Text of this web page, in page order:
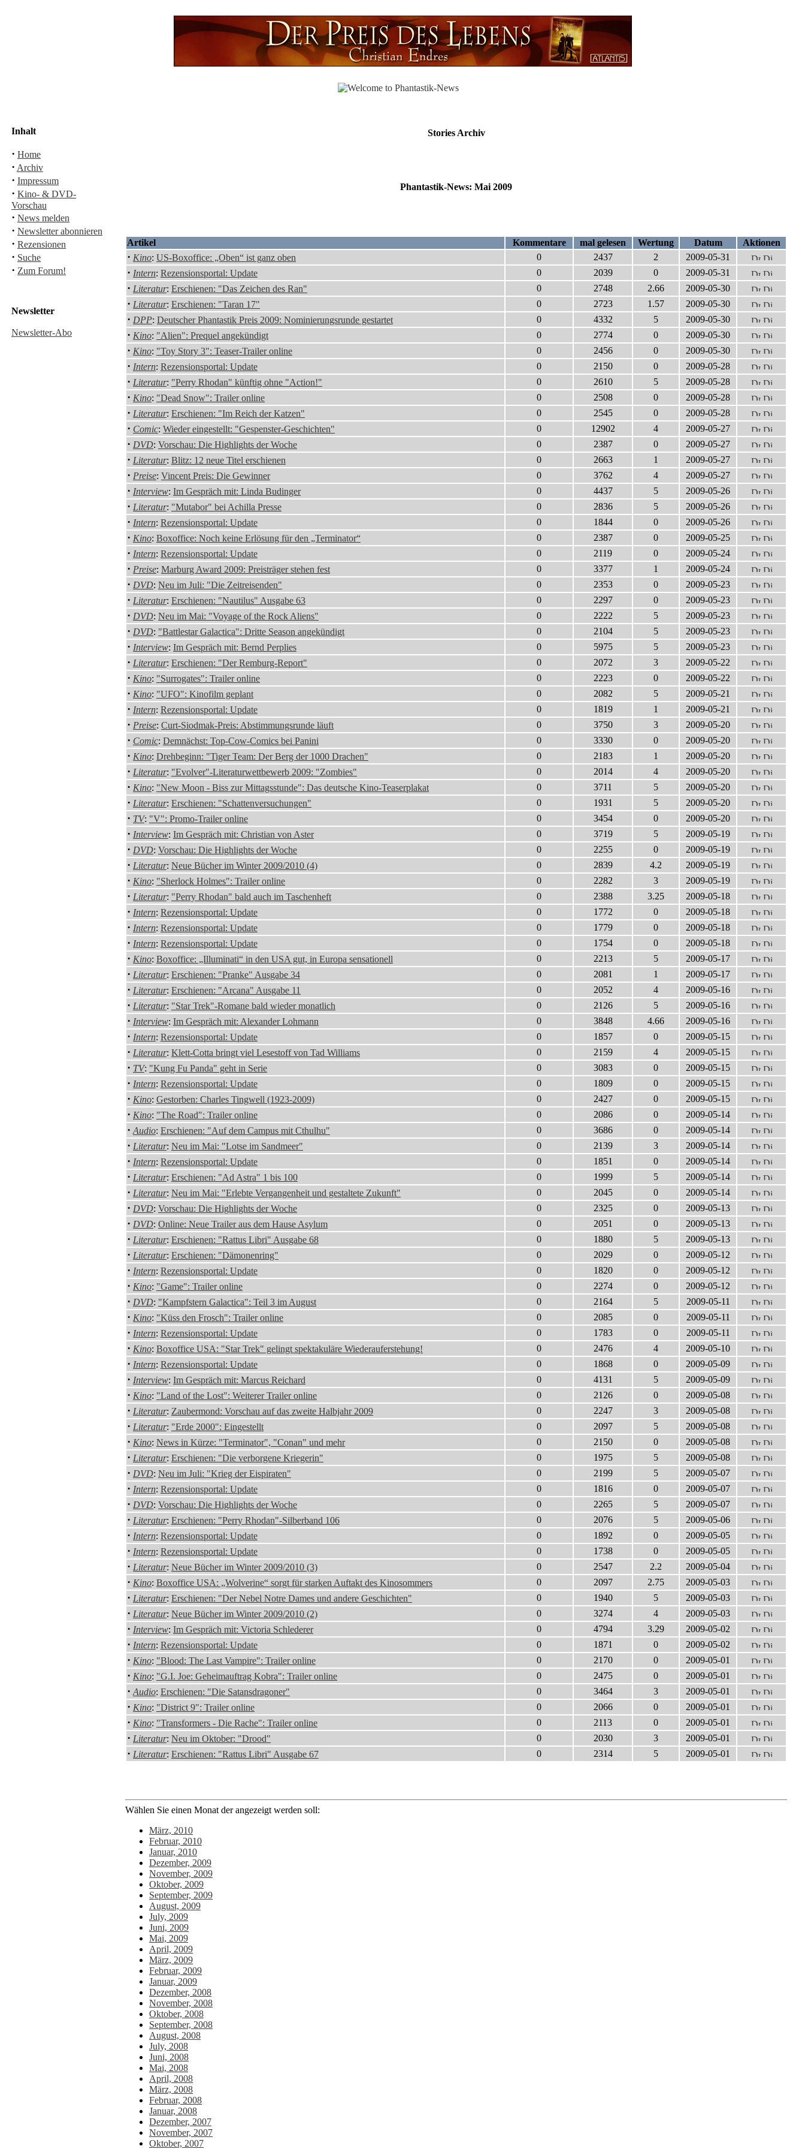
Inhalt
· Home
· Archiv
· Impressum
· Kino- & DVD-
Vorschau
· News melden
· Newsletter abonnieren
· Rezensionen
· Suche
· Zum Forum!
Newsletter
Newsletter-Abo
Stories Archiv
Phantastik-News: Mai 2009
Artikel Kommentare mal gelesen Wertung Datum Aktionen
· Kino: US-Boxoffice: „Oben“ ist ganz oben 0 2437 2 2009-05-31
· Intern: Rezensionsportal: Update 0 2039 0 2009-05-31
· Literatur: Erschienen: "Das Zeichen des Ran" 0 2748 2.66 2009-05-30
· Literatur: Erschienen: "Taran 17" 0 2723 1.57 2009-05-30
· DPP: Deutscher Phantastik Preis 2009: Nominierungsrunde gestartet 0 4332 5 2009-05-30
· Kino: "Alien": Prequel angekündigt 0 2774 0 2009-05-30
· Kino: "Toy Story 3": Teaser-Trailer online 0 2456 0 2009-05-30
· Intern: Rezensionsportal: Update 0 2150 0 2009-05-28
· Literatur: "Perry Rhodan" künftig ohne "Action!" 0 2610 5 2009-05-28
· Kino: "Dead Snow": Trailer online 0 2508 0 2009-05-28
· Literatur: Erschienen: "Im Reich der Katzen" 0 2545 0 2009-05-28
· Comic: Wieder eingestellt: "Gespenster-Geschichten" 0 12902 4 2009-05-27
· DVD: Vorschau: Die Highlights der Woche 0 2387 0 2009-05-27
· Literatur: Blitz: 12 neue Titel erschienen 0 2663 1 2009-05-27
· Preise: Vincent Preis: Die Gewinner 0 3762 4 2009-05-27
· Interview: Im Gespräch mit: Linda Budinger 0 4437 5 2009-05-26
· Literatur: "Mutabor" bei Achilla Presse 0 2836 5 2009-05-26
· Intern: Rezensionsportal: Update 0 1844 0 2009-05-26
· Kino: Boxoffice: Noch keine Erlösung für den „Terminator“ 0 2387 0 2009-05-25
· Intern: Rezensionsportal: Update 0 2119 0 2009-05-24
· Preise: Marburg Award 2009: Preisträger stehen fest 0 3377 1 2009-05-24
· DVD: Neu im Juli: "Die Zeitreisenden" 0 2353 0 2009-05-23
· Literatur: Erschienen: "Nautilus" Ausgabe 63 0 2297 0 2009-05-23
· DVD: Neu im Mai: "Voyage of the Rock Aliens" 0 2222 5 2009-05-23
· DVD: "Battlestar Galactica": Dritte Season angekündigt 0 2104 5 2009-05-23
· Interview: Im Gespräch mit: Bernd Perplies 0 5975 5 2009-05-23
· Literatur: Erschienen: "Der Remburg-Report" 0 2072 3 2009-05-22
· Kino: "Surrogates": Trailer online 0 2223 0 2009-05-22
· Kino: "UFO": Kinofilm geplant 0 2082 5 2009-05-21
· Intern: Rezensionsportal: Update 0 1819 1 2009-05-21
· Preise: Curt-Siodmak-Preis: Abstimmungsrunde läuft 0 3750 3 2009-05-20
· Comic: Demnächst: Top-Cow-Comics bei Panini 0 3330 0 2009-05-20
· Kino: Drehbeginn: "Tiger Team: Der Berg der 1000 Drachen" 0 2183 1 2009-05-20
· Literatur: "Evolver"-Literaturwettbewerb 2009: "Zombies" 0 2014 4 2009-05-20
· Kino: "New Moon - Biss zur Mittagsstunde": Das deutsche Kino-Teaserplakat 0 3711 5 2009-05-20
· Literatur: Erschienen: "Schattenversuchungen" 0 1931 5 2009-05-20
· TV: "V": Promo-Trailer online 0 3454 0 2009-05-20
· Interview: Im Gespräch mit: Christian von Aster 0 3719 5 2009-05-19
· DVD: Vorschau: Die Highlights der Woche 0 2255 0 2009-05-19
· Literatur: Neue Bücher im Winter 2009/2010 (4) 0 2839 4.2 2009-05-19
· Kino: "Sherlock Holmes": Trailer online 0 2282 3 2009-05-19
· Literatur: "Perry Rhodan" bald auch im Taschenheft 0 2388 3.25 2009-05-18
· Intern: Rezensionsportal: Update 0 1772 0 2009-05-18
· Intern: Rezensionsportal: Update 0 1779 0 2009-05-18
· Intern: Rezensionsportal: Update 0 1754 0 2009-05-18
· Kino: Boxoffice: „Illuminati“ in den USA gut, in Europa sensationell 0 2213 5 2009-05-17
· Literatur: Erschienen: "Pranke" Ausgabe 34 0 2081 1 2009-05-17
· Literatur: Erschienen: "Arcana" Ausgabe 11 0 2052 4 2009-05-16
· Literatur: "Star Trek"-Romane bald wieder monatlich 0 2126 5 2009-05-16
· Interview: Im Gespräch mit: Alexander Lohmann 0 3848 4.66 2009-05-16
· Intern: Rezensionsportal: Update 0 1857 0 2009-05-15
· Literatur: Klett-Cotta bringt viel Lesestoff von Tad Williams 0 2159 4 2009-05-15
· TV: "Kung Fu Panda" geht in Serie 0 3083 0 2009-05-15
· Intern: Rezensionsportal: Update 0 1809 0 2009-05-15
· Kino: Gestorben: Charles Tingwell (1923-2009) 0 2427 0 2009-05-15
· Kino: "The Road": Trailer online 0 2086 0 2009-05-14
· Audio: Erschienen: "Auf dem Campus mit Cthulhu" 0 3686 0 2009-05-14
· Literatur: Neu im Mai: "Lotse im Sandmeer" 0 2139 3 2009-05-14
· Intern: Rezensionsportal: Update 0 1851 0 2009-05-14
· Literatur: Erschienen: "Ad Astra" 1 bis 100 0 1999 5 2009-05-14
· Literatur: Neu im Mai: "Erlebte Vergangenheit und gestaltete Zukunft" 0 2045 0 2009-05-14
· DVD: Vorschau: Die Highlights der Woche 0 2325 0 2009-05-13
· DVD: Online: Neue Trailer aus dem Hause Asylum 0 2051 0 2009-05-13
· Literatur: Erschienen: "Rattus Libri" Ausgabe 68 0 1880 5 2009-05-13
· Literatur: Erschienen: "Dämonenring" 0 2029 0 2009-05-12
· Intern: Rezensionsportal: Update 0 1820 0 2009-05-12
· Kino: "Game": Trailer online 0 2274 0 2009-05-12
· DVD: "Kampfstern Galactica": Teil 3 im August 0 2164 5 2009-05-11
· Kino: "Küss den Frosch": Trailer online 0 2085 0 2009-05-11
· Intern: Rezensionsportal: Update 0 1783 0 2009-05-11
· Kino: Boxoffice USA: "Star Trek" gelingt spektakuläre Wiederauferstehung! 0 2476 4 2009-05-10
· Intern: Rezensionsportal: Update 0 1868 0 2009-05-09
· Interview: Im Gespräch mit: Marcus Reichard 0 4131 5 2009-05-09
· Kino: "Land of the Lost": Weiterer Trailer online 0 2126 0 2009-05-08
· Literatur: Zaubermond: Vorschau auf das zweite Halbjahr 2009 0 2247 3 2009-05-08
· Literatur: "Erde 2000": Eingestellt 0 2097 5 2009-05-08
· Kino: News in Kürze: "Terminator", "Conan" und mehr 0 2150 0 2009-05-08
· Literatur: Erschienen: "Die verborgene Kriegerin" 0 1975 5 2009-05-08
· DVD: Neu im Juli: "Krieg der Eispiraten" 0 2199 5 2009-05-07
· Intern: Rezensionsportal: Update 0 1816 0 2009-05-07
· DVD: Vorschau: Die Highlights der Woche 0 2265 5 2009-05-07
· Literatur: Erschienen: "Perry Rhodan"-Silberband 106 0 2076 5 2009-05-06
· Intern: Rezensionsportal: Update 0 1892 0 2009-05-05
· Intern: Rezensionsportal: Update 0 1738 0 2009-05-05
· Literatur: Neue Bücher im Winter 2009/2010 (3) 0 2547 2.2 2009-05-04
· Kino: Boxoffice USA: „Wolverine“ sorgt für starken Auftakt des Kinosommers 0 2097 2.75 2009-05-03
· Literatur: Erschienen: "Der Nebel Notre Dames und andere Geschichten" 0 1940 5 2009-05-03
· Literatur: Neue Bücher im Winter 2009/2010 (2) 0 3274 4 2009-05-03
· Interview: Im Gespräch mit: Victoria Schlederer 0 4794 3.29 2009-05-02
· Intern: Rezensionsportal: Update 0 1871 0 2009-05-02
· Kino: "Blood: The Last Vampire": Trailer online 0 2170 0 2009-05-01
· Kino: "G.I. Joe: Geheimauftrag Kobra": Trailer online 0 2475 0 2009-05-01
· Audio: Erschienen: "Die Satansdragoner" 0 3464 3 2009-05-01
· Kino: "District 9": Trailer online 0 2066 0 2009-05-01
· Kino: "Transformers - Die Rache": Trailer online 0 2113 0 2009-05-01
· Literatur: Neu im Oktober: "Drood" 0 2030 3 2009-05-01
· Literatur: Erschienen: "Rattus Libri" Ausgabe 67 0 2314 5 2009-05-01
Wählen Sie einen Monat der angezeigt werden soll:
März, 2010
Februar, 2010
Januar, 2010
Dezember, 2009
November, 2009
Oktober, 2009
September, 2009
August, 2009
July, 2009
Juni, 2009
Mai, 2009
April, 2009
März, 2009
Februar, 2009
Januar, 2009
Dezember, 2008
November, 2008
Oktober, 2008
September, 2008
August, 2008
July, 2008
Juni, 2008
Mai, 2008
April, 2008
März, 2008
Februar, 2008
Januar, 2008
Dezember, 2007
November, 2007
Oktober, 2007